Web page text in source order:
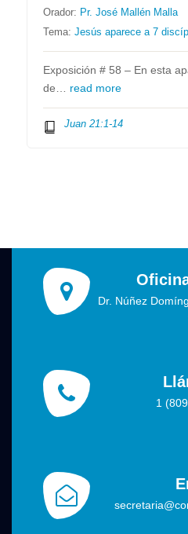
Orador: Pr. José Mallén Malla
Tema:Jesús aparece a 7
Exposición # 58 – En esta
de… read more
Juan 21:1-14
Dr. Núñez
1